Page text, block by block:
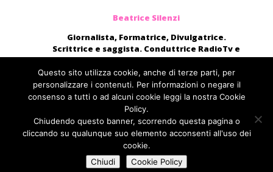
Beatrice Silenzi
Giornalista, Formatrice, Divulgatrice.
Scrittrice e saggista. Conduttrice RadioTv e
blogger.
Moderatrice, presentatrice di eventi, voce di
audiolibri e campagne pubblicitarie nazionali.
direttamente@beatricesilenzi.it
ufficiostampa@fcom.it
Fabbrica della Comunicazione
Questo sito utilizza cookie, anche di terze parti, per
personalizzare i contenuti. Per informazioni o negare il
consenso a tutti o ad alcuni cookie leggi la nostra Cookie
Policy.
Chiudendo questo banner, scorrendo questa pagina o
cliccando su qualunque suo elemento acconsenti all'uso dei
cookie.
Chiudi
Cookie Policy